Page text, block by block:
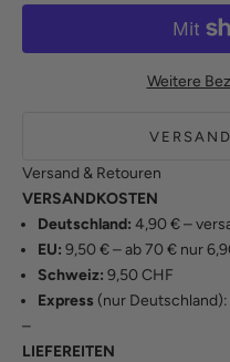
Weitere
Versand & Retouren
VERSANDKOSTEN
Deutschland: 4,90 € –
EU: 9,50 € – ab 70 € nur
Schweiz: 9,50 CHF
Express (nur Deutschland):
–
LIEFEREITEN